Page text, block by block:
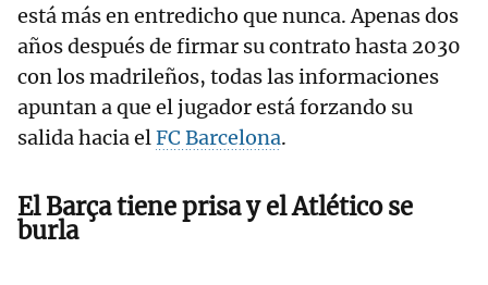
está más en entredicho que nunca. Apenas dos
años después de firmar su contrato hasta 2030
con los madrileños, todas las informaciones
apuntan a que el jugador está forzando su
salida hacia elFC Barcelona.
El Barça tiene prisa y el Atlético se
burla